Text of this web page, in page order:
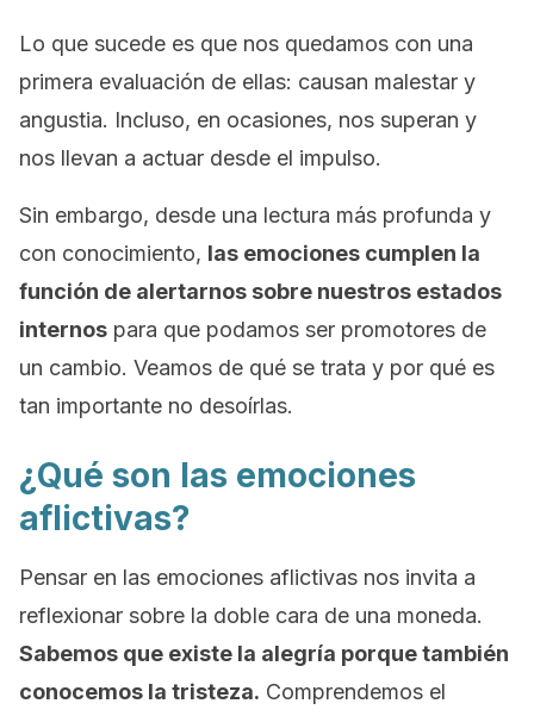
Lo que sucede es que nos quedamos con una
primera evaluación de ellas: causan malestar y
angustia. Incluso, en ocasiones, nos superan y
nos llevan a actuar desde el impulso.
Sin embargo, desde una lectura más profunda y
con conocimiento, las emociones cumplen la
función de alertarnos sobre nuestros estados
internos para que podamos ser promotores de
un cambio. Veamos de qué se trata y por qué es
tan importante no desoírlas.
¿Qué son las emociones
aflictivas?
Pensar en las emociones aflictivas nos invita a
reflexionar sobre la doble cara de una moneda.
Sabemos que existe la alegría porque también
conocemos la tristeza. Comprendemos el